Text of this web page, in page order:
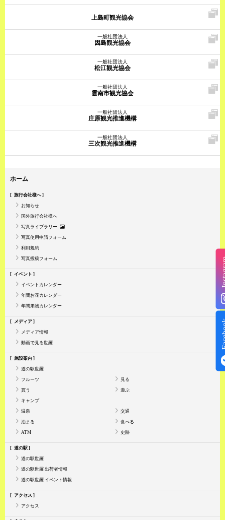
上島町観光協会
一般社団法人
因島観光協会
一般社団法人
松江観光協会
一般社団法人
雲南市観光協会
一般社団法人
庄原観光推進機構
一般社団法人
三次観光推進機構
ホーム
旅行会社様へ
お知らせ
国外旅行会社様へ
写真ライブラリー
写真使用申請フォーム
利用規約
写真投稿フォーム
イベント
イベントカレンダー
年間お花カレンダー
年間果物カレンダー
メディア
メディア情報
動画で見る世羅
施設案内
道の駅世羅
フルーツ 見る
買う 遊ぶ
キャンプ
温泉 交通
泊まる 食べる
ATM 史跡
道の駅
道の駅世羅
道の駅世羅 出荷者情報
道の駅世羅 イベント情報
アクセス
アクセス